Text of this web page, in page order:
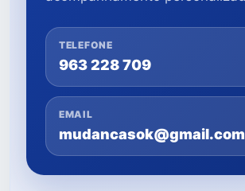
TELEFONE
963 228 709
EMAIL
mudancasok@gmail.com